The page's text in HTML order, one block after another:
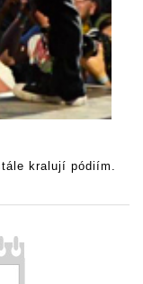
kralují pódiím.